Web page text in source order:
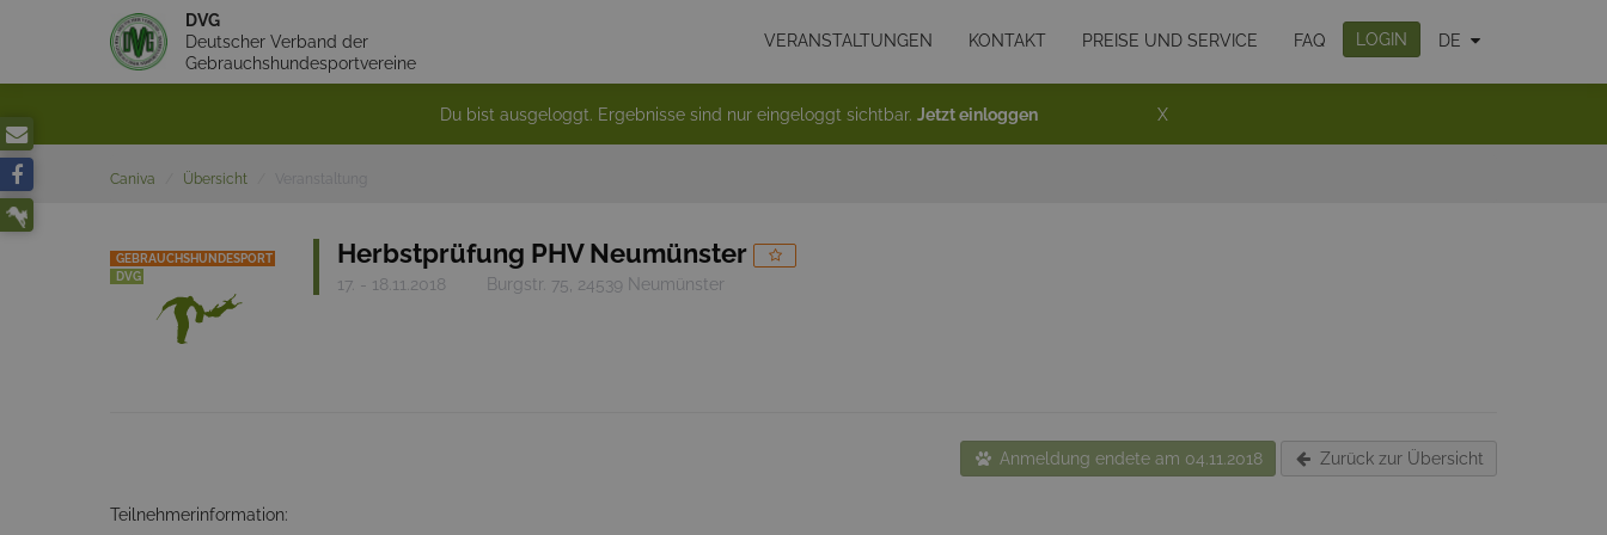
DVG
Deutscher Verband der
Gebrauchshundesportvereine
VERANSTALTUNGEN KONTAKT PREISE UND SERVICE FAQ LOGIN DE
Du bist ausgeloggt. Ergebnisse sind nur eingeloggt sichtbar. Jetzt einloggen X
Caniva Übersicht
GEBRAUCHSHUNDESPORT
DVG
Herbstprüfung PHV Neumünster
17. - 18.11.2018 Burgstr. 75, 24539 Neumünster
Anmeldung endete am 04.11.2018 Zurück zur Übersicht
Teilnehmerinformation: